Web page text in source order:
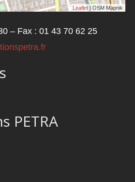
Leaflet | OSM Mapnik
– Fax : 01 43 70 62 25
PETRA